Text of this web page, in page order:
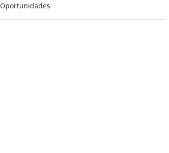
Oportunidades